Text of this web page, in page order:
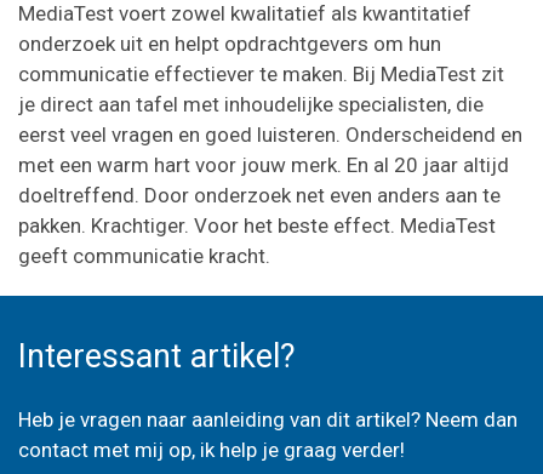
MediaTest voert zowel kwalitatief als kwantitatief
onderzoek uit en helpt opdrachtgevers om hun
communicatie effectiever te maken. Bij MediaTest zit
je direct aan tafel met inhoudelijke specialisten, die
eerst veel vragen en goed luisteren. Onderscheidend en
met een warm hart voor jouw merk. En al 20 jaar altijd
doeltreffend. Door onderzoek net even anders aan te
pakken. Krachtiger. Voor het beste effect. MediaTest
geeft communicatie kracht.
Interessant artikel?
Heb je vragen naar aanleiding van dit artikel? Neem dan
contact met mij op, ik help je graag verder!